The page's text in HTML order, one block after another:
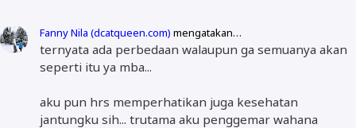
Fanny Nila (dcatqueen.com) mengatakan…
ternyata ada perbedaan walaupun ga semuanya akan
seperti itu ya mba...
aku pun hrs memperhatikan juga kesehatan
jantungku sih... trutama aku penggemar wahana